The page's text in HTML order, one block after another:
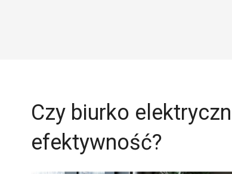
Czy biurko
efektywność?